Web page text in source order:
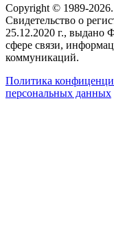
Copyright © 1989-
Свидетельство о
25.12.2020 г., выдано
сфере связи,
коммуникаций.
Политика
персональных данных